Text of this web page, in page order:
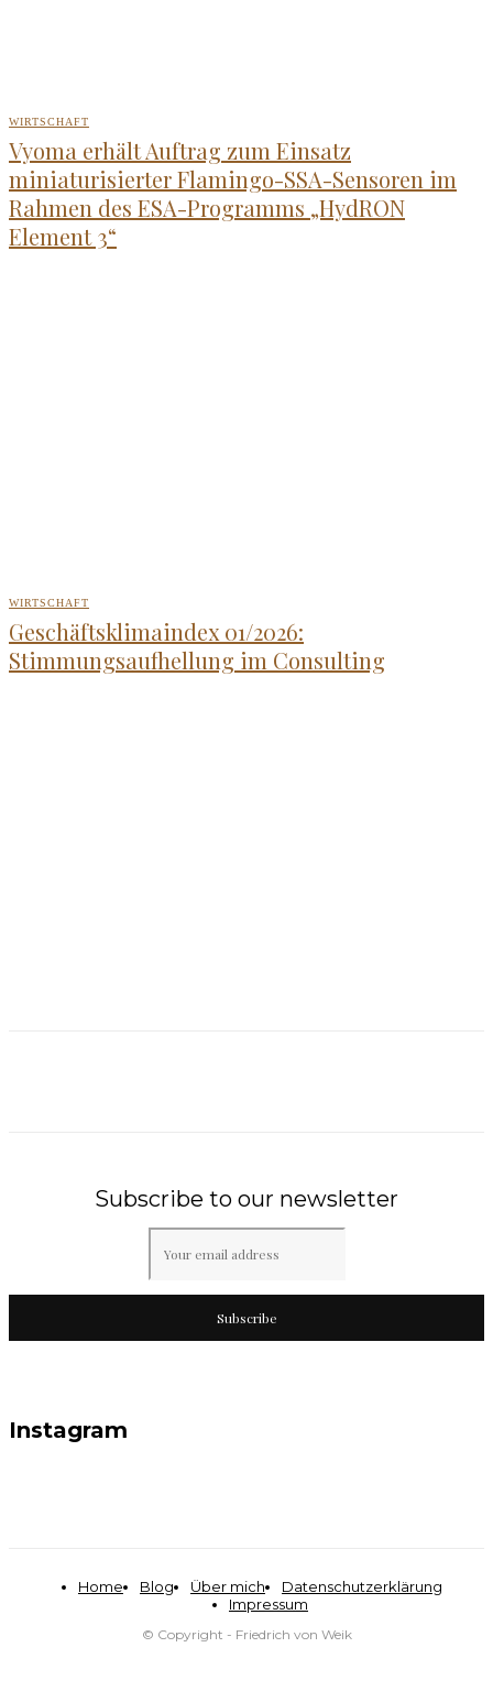
WIRTSCHAFT
Vyoma erhält Auftrag zum Einsatz
miniaturisierter Flamingo-SSA-Sensoren im
Rahmen des ESA-Programms „HydRON
Element 3“
WIRTSCHAFT
Geschäftsklimaindex 01/2026:
Stimmungsaufhellung im Consulting
Subscribe to our newsletter
Subscribe
Instagram
Home Blog Über mich
Datenschutzerklärung
Impressum
© Copyright - Friedrich von Weik